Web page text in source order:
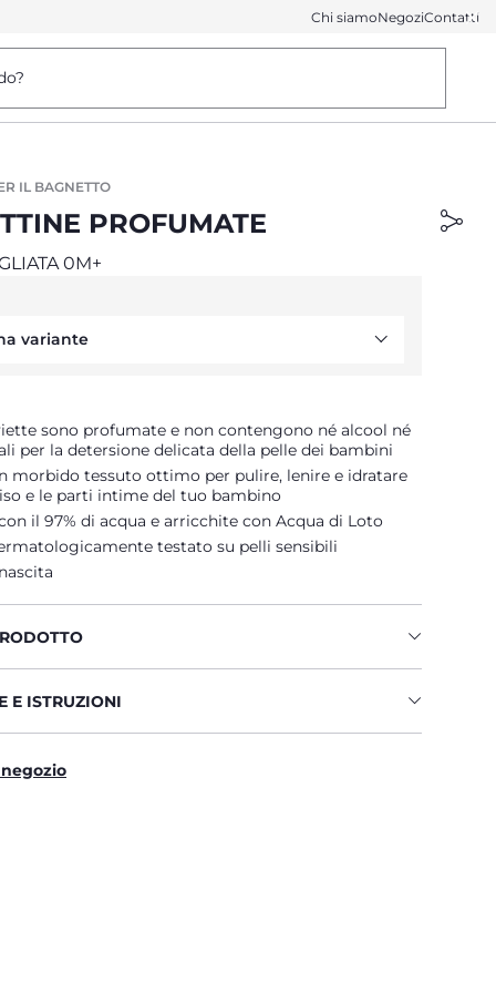
Chi siamoNegoziContatti
IL BAGNETTO
PROFUMATE
0M+
variante
sono profumate e non contengono né alcool né
per la detersione delicata della pelle dei bambini
morbido tessuto ottimo per pulire, lenire e idratare
e le parti intime del tuo bambino
il 97% di acqua e arricchite con Acqua di Loto
testato su pelli sensibili
E ISTRUZIONI